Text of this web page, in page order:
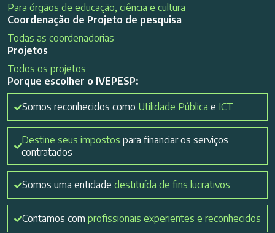
Para órgãos de educação, ciência e cultura
Coordenação de Projeto de pesquisa
Todas as coordenadorias
Projetos
Todos os projetos
Porque escolher o IVEPESP:
Somos reconhecidos como Utilidade Pública e ICT
Destine seus impostos para financiar os serviços
contratados
Somos uma entidade destituída de fins lucrativos
Contamos com profissionais experientes e reconhecidos